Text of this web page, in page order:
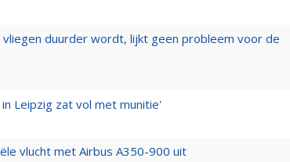
vliegen duurder wordt, lijkt geen probleem voor de
Leipzig zat vol met munitie'
vlucht met Airbus A350-900 uit